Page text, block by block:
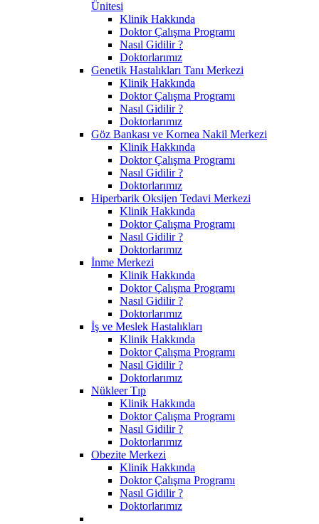
Ünitesi
Klinik Hakkında
Doktor Çalışma Programı
Nasıl Gidilir ?
Doktorlarımız
Genetik Hastalıkları Tanı Merkezi
Klinik Hakkında
Doktor Çalışma Programı
Nasıl Gidilir ?
Doktorlarımız
Göz Bankası ve Kornea Nakil Merkezi
Klinik Hakkında
Doktor Çalışma Programı
Nasıl Gidilir ?
Doktorlarımız
Hiperbarik Oksijen Tedavi Merkezi
Klinik Hakkında
Doktor Çalışma Programı
Nasıl Gidilir ?
Doktorlarımız
İnme Merkezi
Klinik Hakkında
Doktor Çalışma Programı
Nasıl Gidilir ?
Doktorlarımız
İş ve Meslek Hastalıkları
Klinik Hakkında
Doktor Çalışma Programı
Nasıl Gidilir ?
Doktorlarımız
Nükleer Tıp
Klinik Hakkında
Doktor Çalışma Programı
Nasıl Gidilir ?
Doktorlarımız
Obezite Merkezi
Klinik Hakkında
Doktor Çalışma Programı
Nasıl Gidilir ?
Doktorlarımız